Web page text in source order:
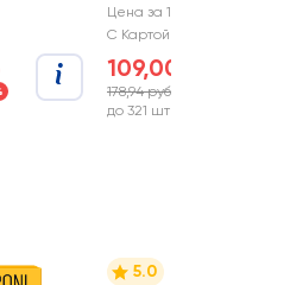
Цена за 1 шт
С Картой №1
109,00 руб
178,94 руб
до 321 шт
5.0